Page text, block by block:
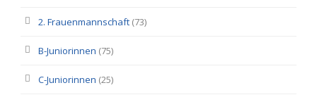
2. Frauenmannschaft (73)
B-Juniorinnen (75)
C-Juniorinnen (25)